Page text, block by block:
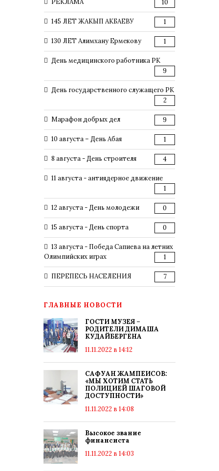
РЕКЛАМА 10
145 ЛЕТ ЖАКЫП АКБАЕВУ 1
130 ЛЕТ Алимхану Ермекову 1
День медицинского работника РК
9
День государственного служащего РК
2
Марафон добрых дел 9
10 августа – День Абая 1
8 августа - День строителя 4
11 августа - антиядерное движение
1
12 августа - День молодежи 0
15 августа - День спорта 0
13 августа - Победа Сапиева на летних
Олимпийских играх
1
ПЕРЕПЕСЬ НАСЕЛЕНИЯ 7
ГЛАВНЫЕ НОВОСТИ
ГОСТИ МУЗЕЯ –
РОДИТЕЛИ ДИМАША
КУДАЙБЕРГЕНА
11.11.2022 в 14:12
САФУАН ЖАМПЕИСОВ:
«МЫ ХОТИМ СТАТЬ
ПОЛИЦИЕЙ ШАГОВОЙ
ДОСТУПНОСТИ»
11.11.2022 в 14:08
Высокое звание
финансиста
11.11.2022 в 14:03